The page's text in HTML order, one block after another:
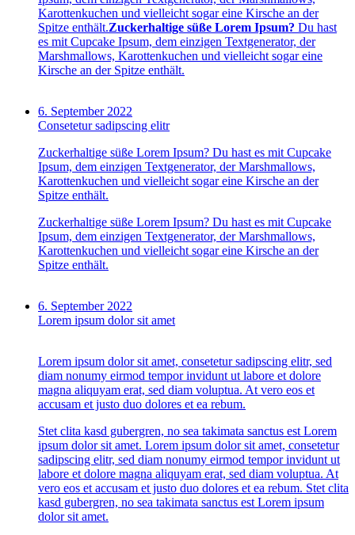
Karottenkuchen und vielleicht sogar eine Kirsche an der
Spitze enthält.Zuckerhaltige süße Lorem Ipsum? Du hast
es mit Cupcake Ipsum, dem einzigen Textgenerator, der
Marshmallows, Karottenkuchen und vielleicht sogar eine
Kirsche an der Spitze enthält.
6. September 2022
Consetetur sadipscing elitr
Zuckerhaltige süße Lorem Ipsum? Du hast es mit Cupcake
Ipsum, dem einzigen Textgenerator, der Marshmallows,
Karottenkuchen und vielleicht sogar eine Kirsche an der
Spitze enthält.
Zuckerhaltige süße Lorem Ipsum? Du hast es mit Cupcake
Ipsum, dem einzigen Textgenerator, der Marshmallows,
Karottenkuchen und vielleicht sogar eine Kirsche an der
Spitze enthält.
6. September 2022
Lorem ipsum dolor sit amet
Lorem ipsum dolor sit amet, consetetur sadipscing elitr, sed
diam nonumy eirmod tempor invidunt ut labore et dolore
magna aliquyam erat, sed diam voluptua. At vero eos et
accusam et justo duo dolores et ea rebum.
Stet clita kasd gubergren, no sea takimata sanctus est Lorem
ipsum dolor sit amet. Lorem ipsum dolor sit amet, consetetur
sadipscing elitr, sed diam nonumy eirmod tempor invidunt ut
labore et dolore magna aliquyam erat, sed diam voluptua. At
vero eos et accusam et justo duo dolores et ea rebum. Stet clita
kasd gubergren, no sea takimata sanctus est Lorem ipsum
dolor sit amet.